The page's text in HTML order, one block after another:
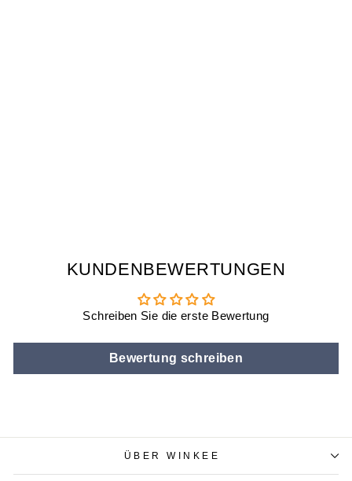
KUNDENBEWERTUNGEN
Schreiben Sie die erste Bewertung
Bewertung schreiben
ÜBER WINKEE